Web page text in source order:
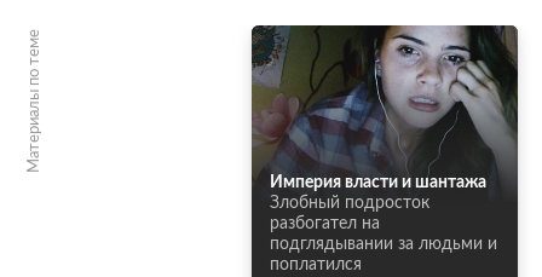
Материалы по теме
Империя власти и шантажа
Злобный подросток
разбогател на
подглядывании за людьми и
поплатился